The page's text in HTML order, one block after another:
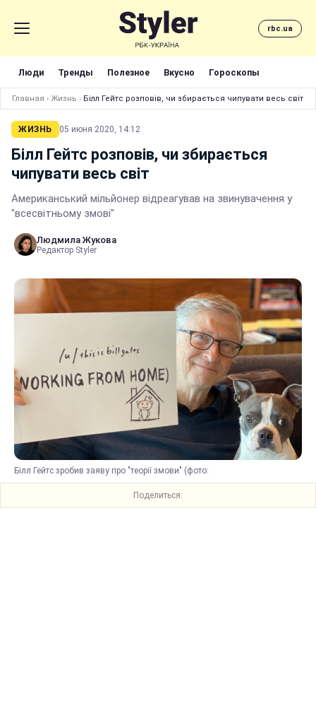
rbc.ua
Люди Тренды Полезное Вкусно Гороскопы
Главная › Жизнь › Білл Гейтс розповів, чи збирається чипувати весь світ
ЖИЗНЬ 05 июня 2020, 14:12
Білл Гейтс розповів, чи збирається
чипувати весь світ
Американський мільйонер відреагував на звинувачення у
"всесвітньому змові"
Людмила Жукова
Редактор Styler
Білл Гейтс зробив заяву про "теорії змови" (фото:
Поделиться: